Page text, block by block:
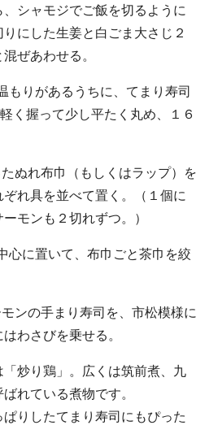
シャモジでご飯を切るように
にした生姜と白ごま大さじ２
ぜあわせる。
りがあるうちに、てまり寿司
く握って少し平たく丸め、１６
ぬれ布巾（もしくはラップ）を
れ具を並べて置く。（１個に
モンも２切れずつ。）
に置いて、布巾ごと茶巾を絞
ンの手まり寿司を、市松模様に
わさびを乗せる。
炒り鶏」。広くは筑前煮、九
れている煮物です。
りしたてまり寿司にもぴった